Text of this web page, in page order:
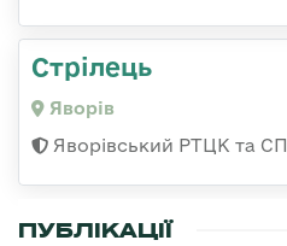
Стрілець
Яворів
Яворівський РТЦК та СП
ПУБЛІКАЦІЇ